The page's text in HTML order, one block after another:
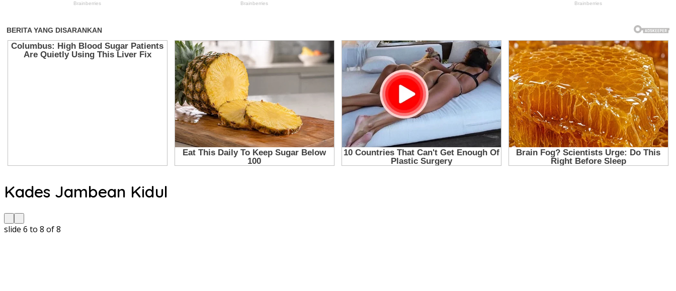
Kades Jambean Kidul
slide 6 to 8 of 8